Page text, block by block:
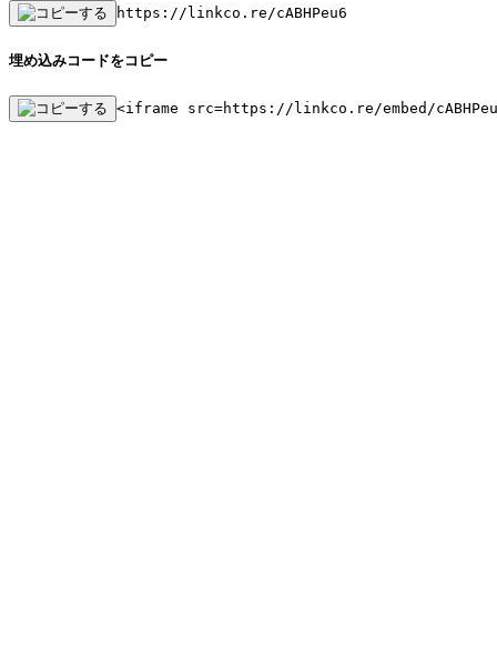
https://linkco.re/cABHPeu6
埋め込みコードをコピー
<iframe src=https://linkco.re/embed/